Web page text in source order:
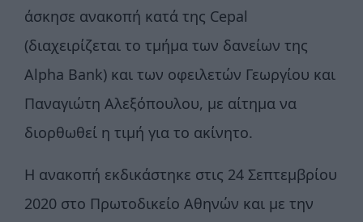
άσκησε ανακοπή κατά της Cepal
(διαχειρίζεται το τμήμα των δανείων της
Alpha Bank) και των οφειλετών Γεωργίου και
Παναγιώτη Αλεξόπουλου, με αίτημα να
διορθωθεί η τιμή για το ακίνητο.
Η ανακοπή εκδικάστηκε στις 24 Σεπτεμβρίου
2020 στο Πρωτοδικείο Αθηνών και με την